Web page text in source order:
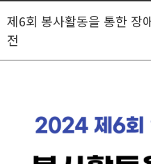
제6회 봉사활동을 통한 장
전